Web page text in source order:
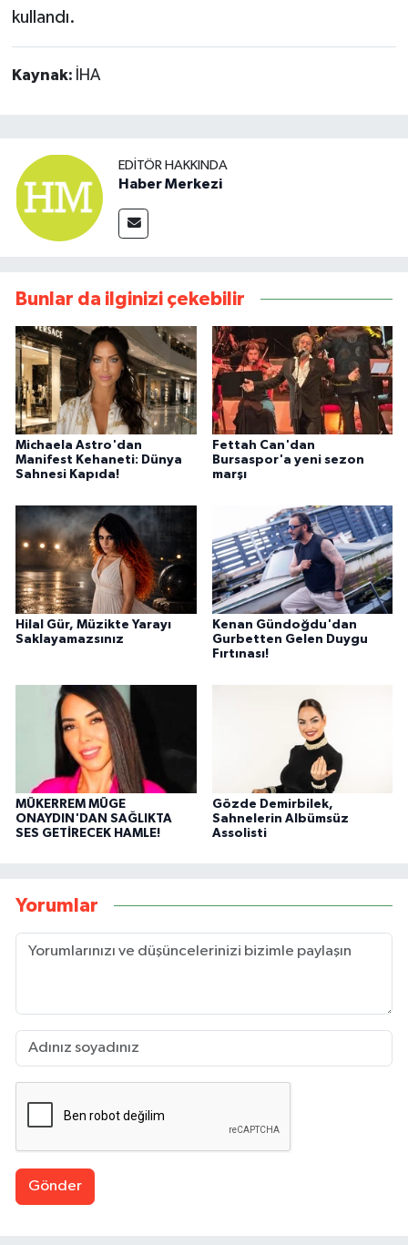
kullandı.
Kaynak: İHA
EDITÖR HAKKINDA
Haber Merkezi
Bunlar da ilginizi çekebilir
Michaela Astro'dan
Manifest Kehaneti: Dünya
Sahnesi Kapıda!
Fettah Can'dan
Bursaspor'a yeni sezon
marşı
Hilal Gür, Müzikte Yarayı
Saklayamazsınız
Kenan Gündoğdu'dan
Gurbetten Gelen Duygu
Fırtınası!
MÜKERREM MÜGE
ONAYDIN'DAN SAĞLIKTA
SES GETİRECEK HAMLE!
Gözde Demirbilek,
Sahnelerin Albümsüz
Assolisti
Yorumlar
Gönder